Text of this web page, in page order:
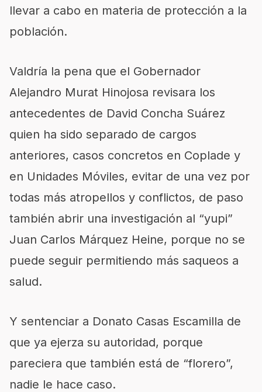
llevar a cabo en materia de protección a la
población.
Valdría la pena que el Gobernador
Alejandro Murat Hinojosa revisara los
antecedentes de David Concha Suárez
quien ha sido separado de cargos
anteriores, casos concretos en Coplade y
en Unidades Móviles, evitar de una vez por
todas más atropellos y conflictos, de paso
también abrir una investigación al “yupi”
Juan Carlos Márquez Heine, porque no se
puede seguir permitiendo más saqueos a
salud.
Y sentenciar a Donato Casas Escamilla de
que ya ejerza su autoridad, porque
pareciera que también está de “florero”,
nadie le hace caso.